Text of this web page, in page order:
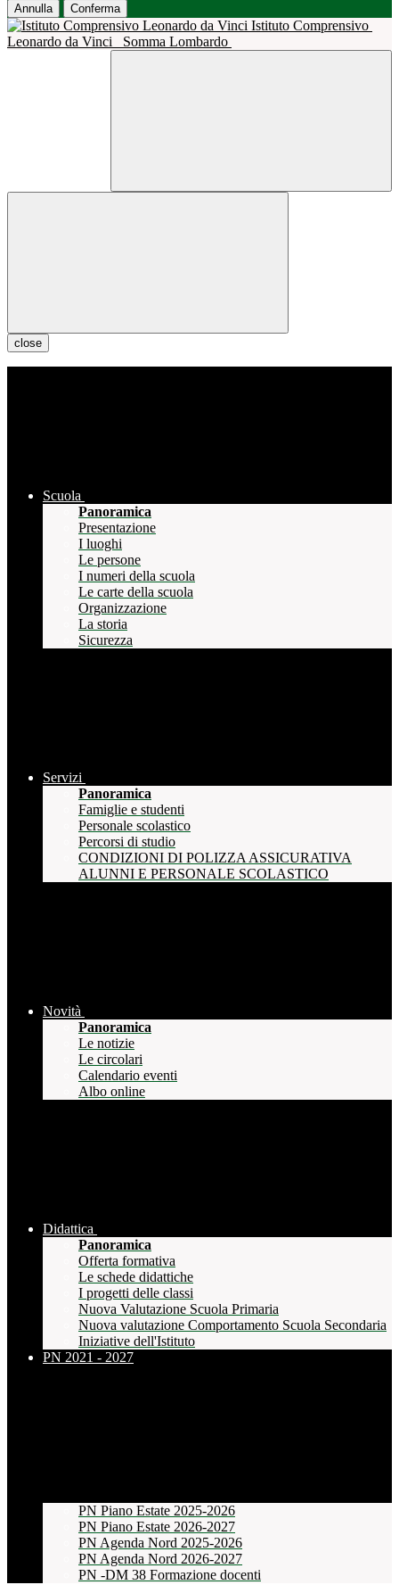
Annulla Conferma
Istituto Comprensivo
Leonardo da Vinci
Somma Lombardo
close
Scuola
Panoramica
Presentazione
I luoghi
Le persone
I numeri della scuola
Le carte della scuola
Organizzazione
La storia
Sicurezza
Servizi
Panoramica
Famiglie e studenti
Personale scolastico
Percorsi di studio
CONDIZIONI DI POLIZZA ASSICURATIVA
ALUNNI E PERSONALE SCOLASTICO
Novità
Panoramica
Le notizie
Le circolari
Calendario eventi
Albo online
Didattica
Panoramica
Offerta formativa
Le schede didattiche
I progetti delle classi
Nuova Valutazione Scuola Primaria
Nuova valutazione Comportamento Scuola Secondaria
Iniziative dell'Istituto
PN 2021 - 2027
PN Piano Estate 2025-2026
PN Piano Estate 2026-2027
PN Agenda Nord 2025-2026
PN Agenda Nord 2026-2027
PN -DM 38 Formazione docenti